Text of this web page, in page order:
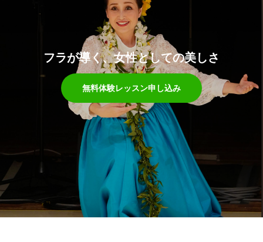
フラが導く、女性としての美しさ
無料体験レッスン申し込み